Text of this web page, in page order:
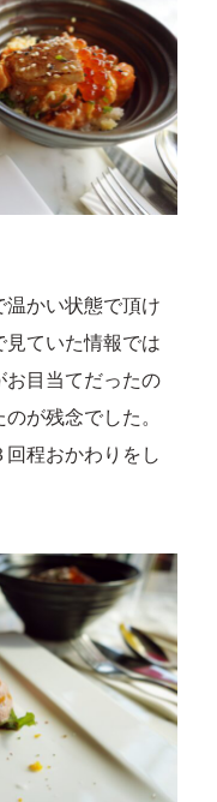
温かい状態で頂け
見ていた情報では
お目当てだったの
が残念でした。
程おかわりをし